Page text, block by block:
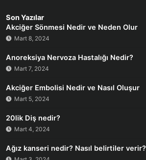
Son Yazılar
Akciğer Sönmesi Nedir ve Neden Olur
Mart 8, 2024
Anoreksiya Nervoza Hastalığı Nedir?
Mart 7, 2024
Akciğer Embolisi Nedir ve Nasıl Oluşur
Mart 5, 2024
20lik Diş nedir?
Mart 4, 2024
Ağız kanseri nedir? Nasıl belirtiler verir?